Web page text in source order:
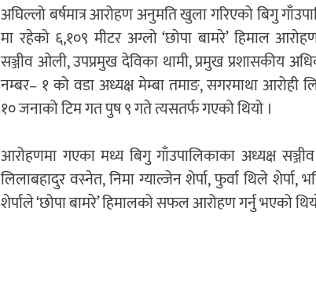
अघिल्लो बर्षमात्र आरोहण अनुमति खुला गरिएको बिगु
मा रहेको ६,१०९ मीटर अग्लो ‘छोपा बामरे’ हिमाल
सञ्जीव ओली, उपप्रमुख देविका थामी, प्रमुख प्रशासकीय
नम्बर– १ को वडा अध्यक्ष मेम्बा तमाङ, सगरमाथा आरोही
१० जनाको टिम गत पुष ९ गते त्यसतर्फ गएको थियो ।
आरोहणमा गएका मध्य बिगु गाँउपालिकाका अध्यक्ष
लिलाबहादुर वस्नेत, निमा ग्याल्जेन शेर्पा, फुर्वा थिले शेर्पा,
शेर्पाले ‘छोपा बामरे’ हिमालको सफल आरोहण गर्नु भएको